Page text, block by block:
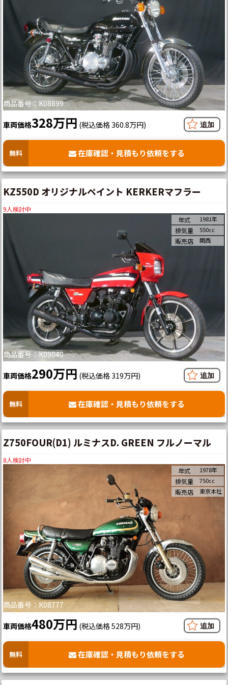
商品番号：K08899
車両価格328万円 (税込価格 360.8万円)
無料 在庫確認・見積もり依頼をする
KZ550D オリジナルペイント KERKERマフラー
9人検討中
商品番号：K09040
年式 1981年
排気量 550cc
販売店 関西
車両価格290万円 (税込価格 319万円)
無料 在庫確認・見積もり依頼をする
Z750FOUR(D1) ルミナスD. GREEN フルノーマル
8人検討中
商品番号：K08777
年式 1978年
排気量 750cc
販売店 東京本社
車両価格480万円 (税込価格 528万円)
無料 在庫確認・見積もり依頼をする